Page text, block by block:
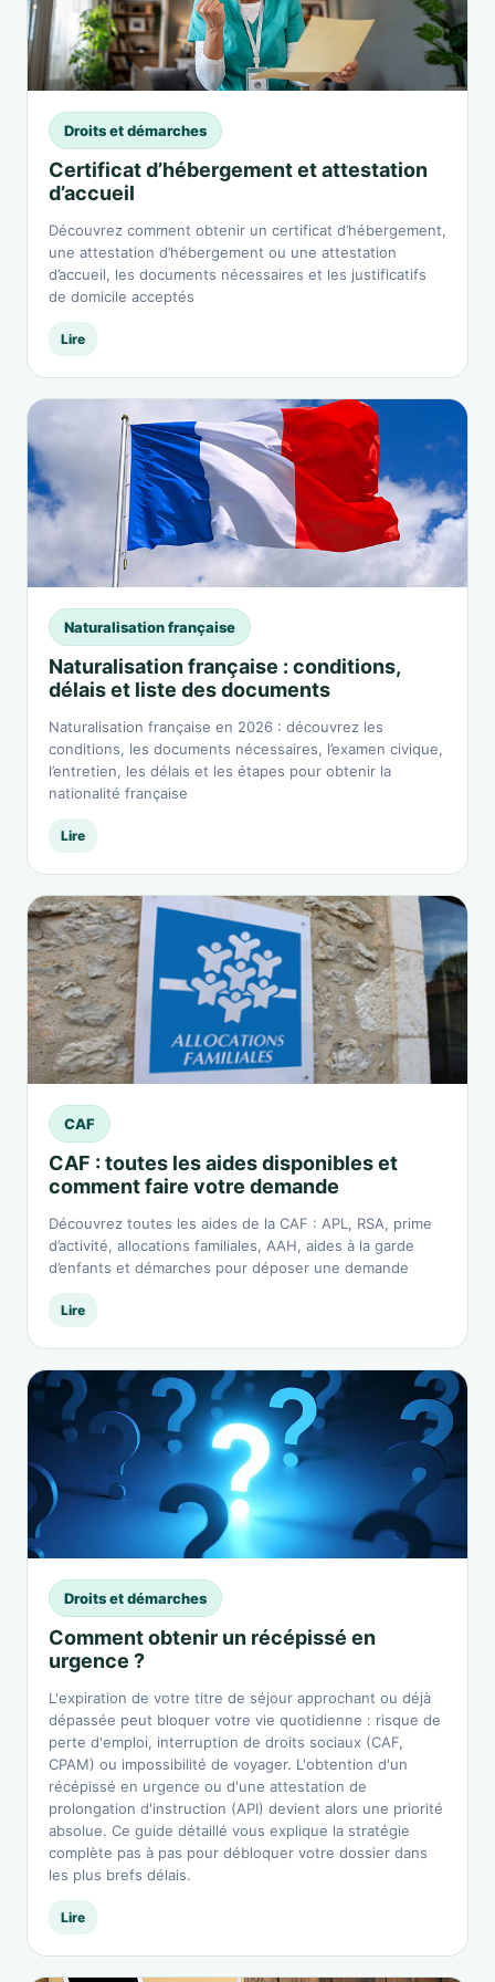
Droits et démarches
Certificat d’hébergement et attestation
d’accueil
Découvrez comment obtenir un certificat d’hébergement,
une attestation d’hébergement ou une attestation
d’accueil, les documents nécessaires et les justificatifs
de domicile acceptés
Lire
Naturalisation française
Naturalisation française : conditions,
délais et liste des documents
Naturalisation française en 2026 : découvrez les
conditions, les documents nécessaires, l’examen civique,
l’entretien, les délais et les étapes pour obtenir la
nationalité française
Lire
CAF
CAF : toutes les aides disponibles et
comment faire votre demande
Découvrez toutes les aides de la CAF : APL, RSA, prime
d’activité, allocations familiales, AAH, aides à la garde
d’enfants et démarches pour déposer une demande
Lire
Droits et démarches
Comment obtenir un récépissé en
urgence ?
L'expiration de votre titre de séjour approchant ou déjà
dépassée peut bloquer votre vie quotidienne : risque de
perte d'emploi, interruption de droits sociaux (CAF,
CPAM) ou impossibilité de voyager. L'obtention d'un
récépissé en urgence ou d'une attestation de
prolongation d'instruction (API) devient alors une priorité
absolue. Ce guide détaillé vous explique la stratégie
complète pas à pas pour débloquer votre dossier dans
les plus brefs délais.
Lire